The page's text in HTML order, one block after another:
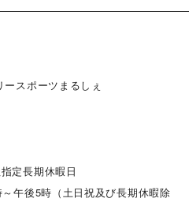
スポーツまるしぇ
定長期休暇日
午後5時（土日祝及び長期休暇除